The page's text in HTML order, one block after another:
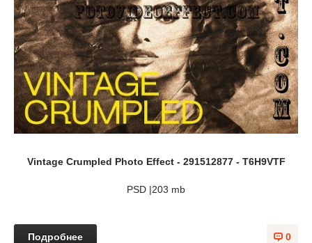
Vintage Crumpled Photo Effect - 291512877 - T6H9VTF
PSD |203 mb
0
Подробнее